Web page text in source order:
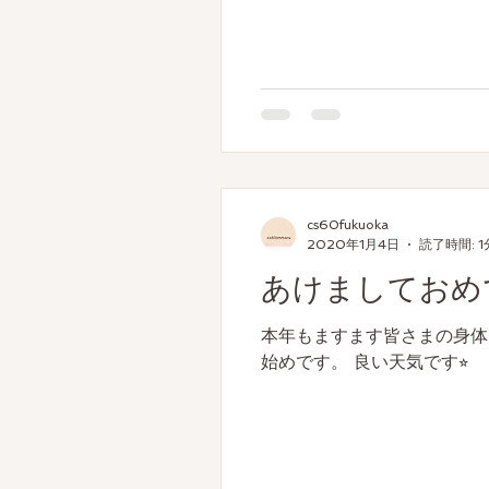
あけましてお
本年もますます皆さまの身
始めです。 良い天気です⭐︎
cs60fukuoka
2020年1月4日
読了時間: 1